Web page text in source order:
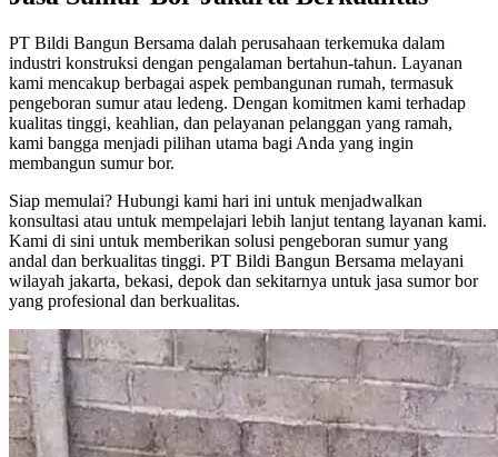
PT Bildi Bangun Bersama dalah perusahaan terkemuka dalam
industri konstruksi dengan pengalaman bertahun-tahun. Layanan
kami mencakup berbagai aspek pembangunan rumah, termasuk
pengeboran sumur atau ledeng. Dengan komitmen kami terhadap
kualitas tinggi, keahlian, dan pelayanan pelanggan yang ramah,
kami bangga menjadi pilihan utama bagi Anda yang ingin
membangun sumur bor.
Siap memulai? Hubungi kami hari ini untuk menjadwalkan
konsultasi atau untuk mempelajari lebih lanjut tentang layanan kami.
Kami di sini untuk memberikan solusi pengeboran sumur yang
andal dan berkualitas tinggi. PT Bildi Bangun Bersama melayani
wilayah jakarta, bekasi, depok dan sekitarnya untuk jasa sumor bor
yang profesional dan berkualitas.